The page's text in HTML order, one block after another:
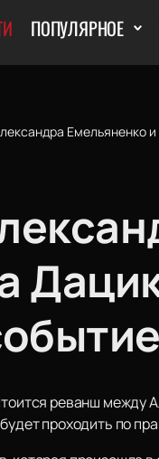
ПОПУЛЯРНОЕ
Емельяненко
реванш
проходить по